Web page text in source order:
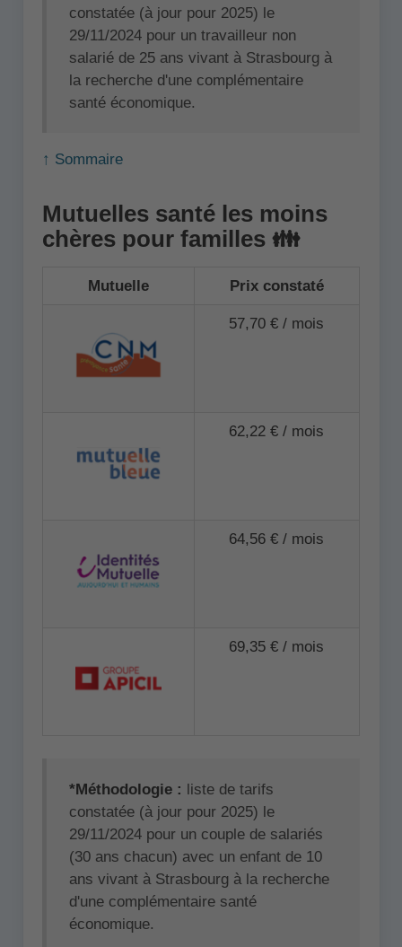
constatée (à jour pour 2025) le
29/11/2024 pour un travailleur non
salarié de 25 ans vivant à Strasbourg à
la recherche d'une complémentaire
santé économique.
↑ Sommaire
Mutuelles santé les moins
chères pour familles 👪
Mutuelle Prix constaté
57,70 € / mois
62,22 € / mois
64,56 € / mois
69,35 € / mois
*Méthodologie : liste de tarifs
constatée (à jour pour 2025) le
29/11/2024 pour un couple de salariés
(30 ans chacun) avec un enfant de 10
ans vivant à Strasbourg à la recherche
d'une complémentaire santé
économique.